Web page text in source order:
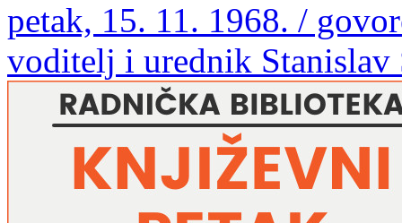
petak, 15. 11. 1968. /
voditelj i urednik Stanislav